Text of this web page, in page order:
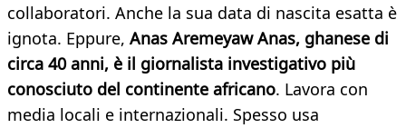
collaboratori. Anche la sua data di nascita esatta è
ignota. Eppure, Anas Aremeyaw Anas, ghanese di
circa 40 anni, è il giornalista investigativo più
conosciuto del continente africano. Lavora con
media locali e internazionali. Spesso usa